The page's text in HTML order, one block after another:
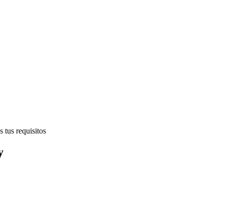
tus requisitos